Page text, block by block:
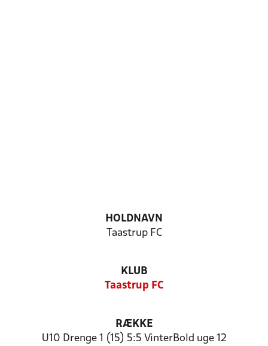
HOLDNAVN
Taastrup FC
KLUB
Taastrup FC
RÆKKE
U10 Drenge 1 (15) 5:5 VinterBold uge 12